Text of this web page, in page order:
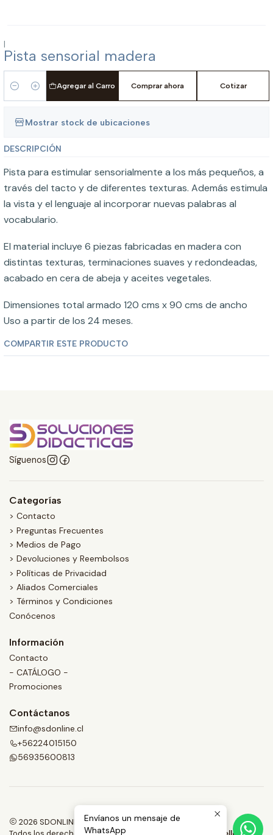
|
Pista sensorial madera
Cantidad
Agregar al Carro Comprar ahora Cotizar
Mostrar stock de ubicaciones
DESCRIPCIÓN
Pista para estimular sensorialmente a los más pequeños, a
través del tacto y de diferentes texturas. Además estimula
la vista y el lenguaje al incorporar nuevas palabras al
vocabulario.
El material incluye 6 piezas fabricadas en madera con
distintas texturas, terminaciones suaves y redondeadas,
acabado en cera de abeja y aceites vegetales.
Dimensiones total armado 120 cms x 90 cms de ancho
Uso a partir de los 24 meses.
COMPARTIR ESTE PRODUCTO
Síguenos
Categorías
> Contacto
> Preguntas Frecuentes
> Medios de Pago
> Devoluciones y Reembolsos
> Políticas de Privacidad
> Aliados Comerciales
> Términos y Condiciones
Conócenos
Información
Contacto
- CATÁLOGO -
Promociones
Contáctanos
info@sdonline.cl
+56224015150
56935600813
2026 SDONLINE.
Envíanos un mensaje de
WhatsApp